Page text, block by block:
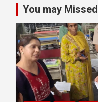
You may Missed